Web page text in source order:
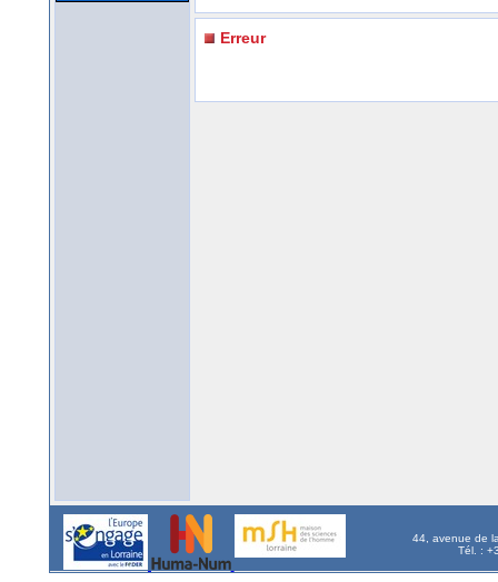
Erreur
44, avenue de
Tél. :